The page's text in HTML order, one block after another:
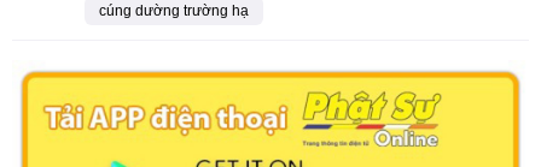
cúng dường trường hạ